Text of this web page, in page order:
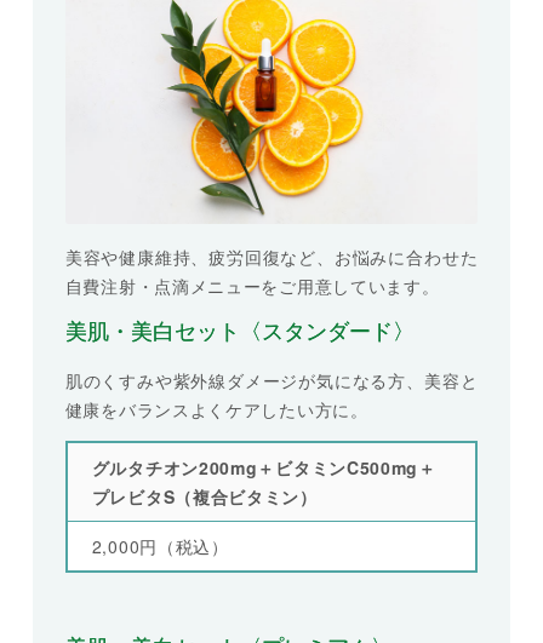
美容や健康維持、疲労回復など、お悩みに合わせた
自費注射・点滴メニューをご用意しています。
美肌・美白セット〈スタンダード〉
肌のくすみや紫外線ダメージが気になる方、美容と
健康をバランスよくケアしたい方に。
グルタチオン200mg＋ビタミンC500mg＋
プレビタS（複合ビタミン）
2,000円（税込）